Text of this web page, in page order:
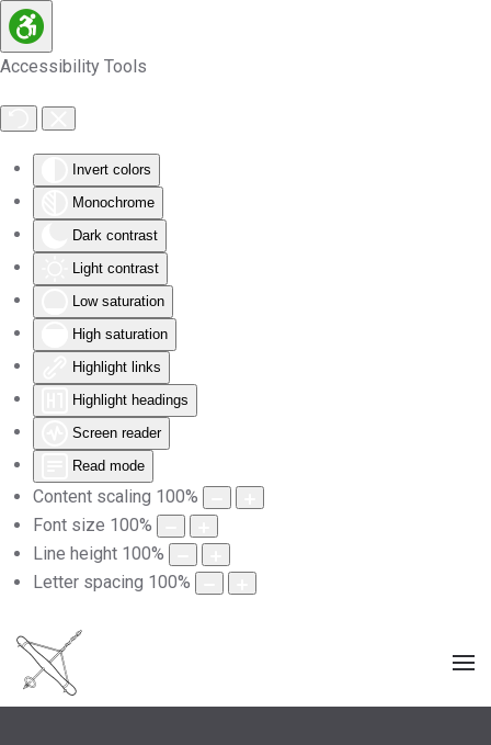
Accessibility Tools
Invert colors
Monochrome
Dark contrast
Light contrast
Low saturation
High saturation
Highlight links
Highlight headings
Screen reader
Read mode
Content scaling 100%
Font size 100%
Line height 100%
Letter spacing 100%
Skip to main content